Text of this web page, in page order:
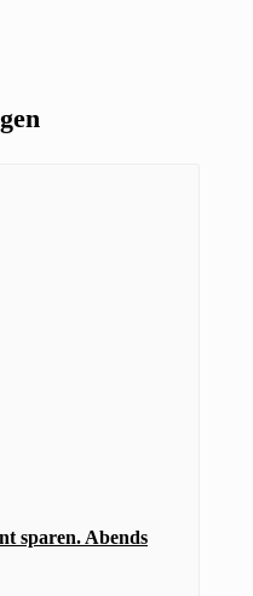
sparen. Abends